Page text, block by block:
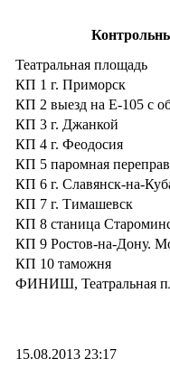
Театральная площадь
КП 1 г. Приморск
КП 2 выезд на Е-105 с
КП 3 г. Джанкой
КП 4 г. Феодосия
КП 5 паромная
КП 6 г. Славянск-на-
КП 7 г. Тимашевск
КП 8 станица
КП 9 Ростов-на-Дону.
КП 10 таможня
ФИНИШ, Театральная
15.08.2013 23:17